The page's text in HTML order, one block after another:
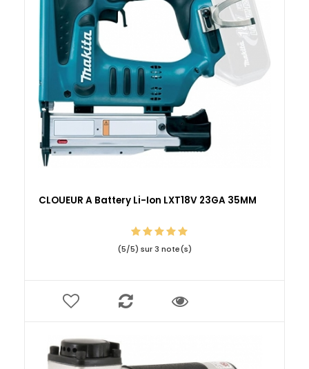
CLOUEUR A Battery Li-Ion LXT18V 23GA 35MM
(5/5) sur3 note(s)